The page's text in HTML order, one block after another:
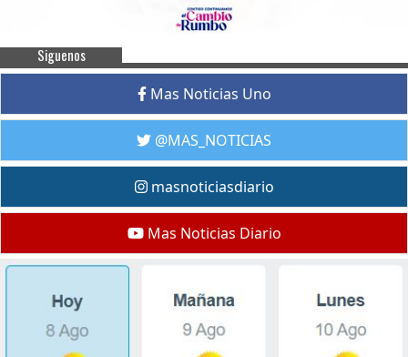
Siguenos
Mas Noticias Uno
@MAS_NOTICIAS
masnoticiasdiario
Mas Noticias Diario